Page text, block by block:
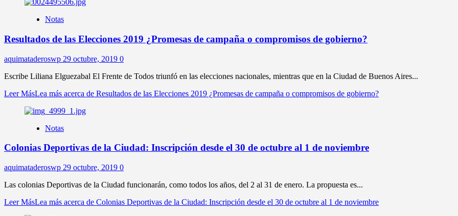
Notas
Resultados de las Elecciones 2019 ¿Promesas de campaña o compromisos de gobierno?
aquimataderoswp 29 octubre, 2019 0
Escribe Liliana Elguezabal El Frente de Todos triunfó en las elecciones nacionales, mientras que en la Ciudad de Buenos Aires...
Leer MásLea más acerca de Resultados de las Elecciones 2019 ¿Promesas de campaña o compromisos de gobierno?
Notas
Colonias Deportivas de la Ciudad: Inscripción desde el 30 de octubre al 1 de noviembre
aquimataderoswp 29 octubre, 2019 0
Las colonias Deportivas de la Ciudad funcionarán, como todos los años, del 2 al 31 de enero. La propuesta es...
Leer MásLea más acerca de Colonias Deportivas de la Ciudad: Inscripción desde el 30 de octubre al 1 de noviembre